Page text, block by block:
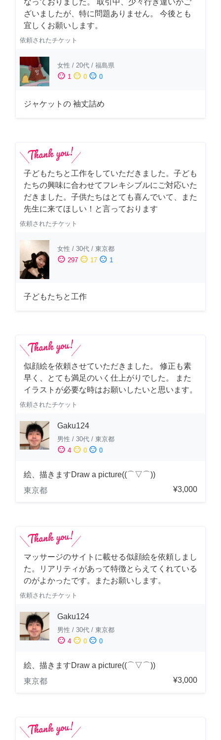
なっておりました。 取引中、少々行き違いがご
ざいましたが、特に問題ありません。 今後とも
宜しくお願いします。
依頼されたチケット
女性 / 20代 / 福島県
sentiment_satisfied 1 sentiment_neutral 0 sentiment_dissatisfied 0
ジャケットの 袖丈詰め
子どもたちと工作をしていただきました。子ども
たちの興味に合わせてフレキシブルにご対応いた
だきました。子供たちはとても喜んでいて、また
先生に来てほしい！と言っております
依頼されたチケット
女性 / 30代 / 東京都
sentiment_satisfied 297 sentiment_neutral 17 sentiment_dissatisfied 1
子どもたちと工作
似顔絵を依頼させていただきました。 修正も素
早く、とても満足のいく仕上がりでした。 また
イラストが必要な時はお願いしたいと思います。
依頼されたチケット
Gaku124
男性 / 30代 / 東京都
sentiment_satisfied 4 sentiment_neutral 0 sentiment_dissatisfied 0
絵、描きますDraw a picture((⌒▽⌒))
東京都
¥3,000
マッサージのサイトに載せる似顔絵を依頼しまし
た。リアリティがあって特徴とらえてくれている
のがよかったです。またお願いします。
依頼されたチケット
Gaku124
男性 / 30代 / 東京都
sentiment_satisfied 4 sentiment_neutral 0 sentiment_dissatisfied 0
絵、描きますDraw a picture((⌒▽⌒))
東京都
¥3,000